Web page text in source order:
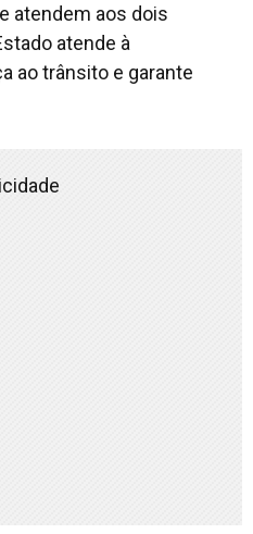
atendem aos dois
atende à
ao trânsito e garante